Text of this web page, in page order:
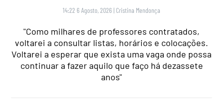
14:22 6 Agosto, 2026 | Cristina Mendonça
"Como milhares de professores contratados,
voltarei a consultar listas, horários e colocações.
Voltarei a esperar que exista uma vaga onde possa
continuar a fazer aquilo que faço há dezassete
anos"